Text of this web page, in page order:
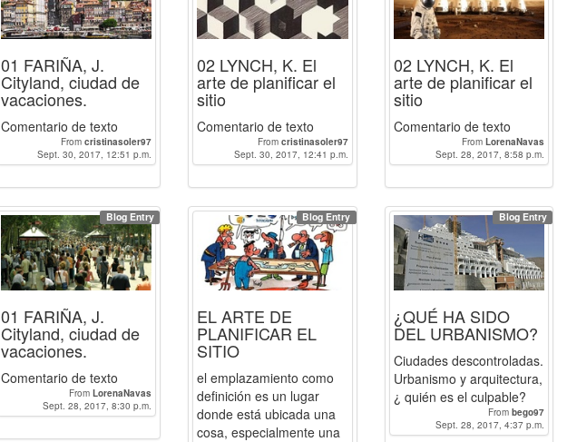
01 FARIÑA, J.
Cityland, ciudad de
vacaciones.
Comentario de texto
From cristinasoler97
Sept. 30, 2017, 12:51 p.m.
02 LYNCH, K. El
arte de planificar el
sitio
Comentario de texto
From cristinasoler97
Sept. 30, 2017, 12:41 p.m.
02 LYNCH, K. El
arte de planificar el
sitio
Comentario de texto
From LorenaNavas
Sept. 28, 2017, 8:58 p.m.
Blog Entry
01 FARIÑA, J.
Cityland, ciudad de
vacaciones.
Comentario de texto
From LorenaNavas
Sept. 28, 2017, 8:30 p.m.
Blog Entry
EL ARTE DE
PLANIFICAR EL
SITIO
el emplazamiento como
definición es un lugar
donde está ubicada una
cosa, especialmente una
Blog Entry
¿QUÉ HA SIDO
DEL URBANISMO?
Ciudades descontroladas.
Urbanismo y arquitectura,
¿ quién es el culpable?
From bego97
Sept. 28, 2017, 4:37 p.m.